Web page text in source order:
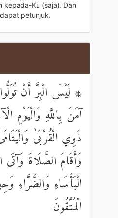
kepada-Ku (saja). Dan
petunjuk.
۞ لَيْسَ الْبِرَّ أَنْ
آمَنَ بِاللَّهِ وَالْيَوْمِ
ذَوِي الْقُرْبَىٰ
وَأَقَامَ الصَّلَاةَ وَآتَى
الْبَأْسَاءِ وَالضَّرَّاءِ
الْمُتَّقُونَ